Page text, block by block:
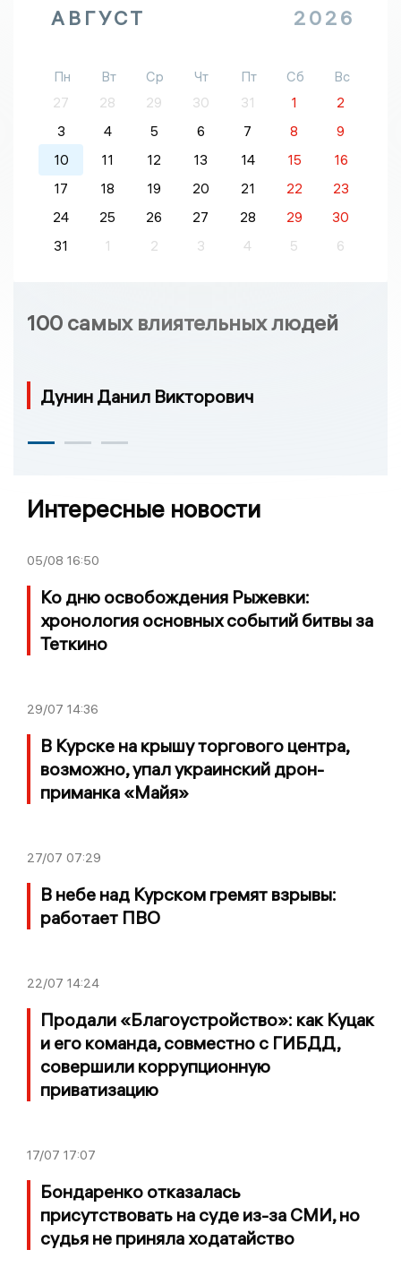
АВГУСТ 2026
Пн Вт Ср Чт Пт Сб
Вс
27
28 29 30 31 1
2
3
4 5 6 7 8
9
10
11 12 13 14 15
16
17
18 19 20 21 22
23
24
25 26 27 28 29
30
31
1 2 3 4 5 6
100 самых влиятельных людей
Дунин Данил Викторович
Интересные новости
05/08 16:50
Ко дню освобождения Рыжевки:
хронология основных событий битвы за
Теткино
29/07 14:36
В Курске на крышу торгового центра,
возможно, упал украинский дрон-
приманка «Майя»
27/07 07:29
В небе над Курском гремят взрывы:
работает ПВО
22/07 14:24
Продали «Благоустройство»: как Куцак
и его команда, совместно с ГИБДД,
совершили коррупционную
приватизацию
17/07 17:07
Бондаренко отказалась
присутствовать на суде из-за СМИ, но
судья не приняла ходатайство